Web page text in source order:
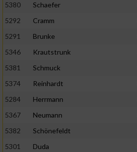
5380
Schaefer
5292
Cramm
5291
Brunke
5346
Krautstrunk
5381
Schmuck
5374
Reinhardt
5284
Herrmann
5367
Neumann
5382
Schönefeldt
5301
Duda